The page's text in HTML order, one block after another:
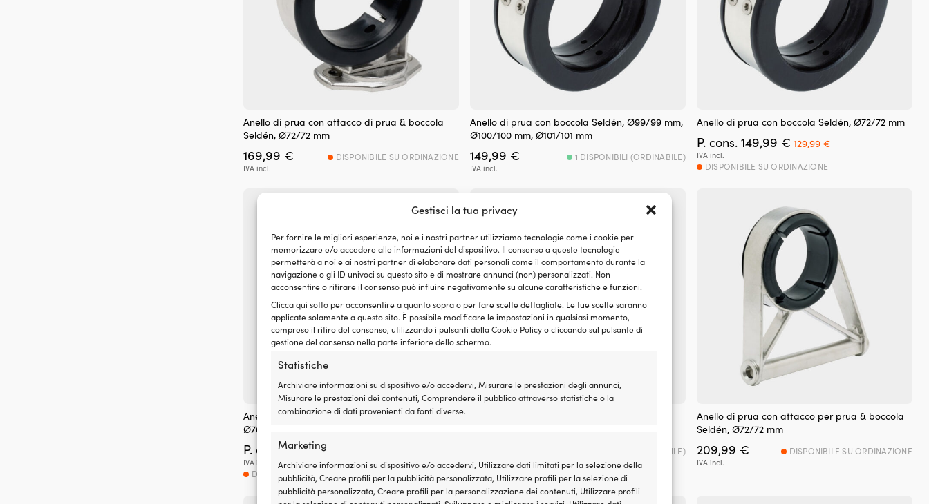
Gestisci la tua privacy
Per fornire le migliori esperienze, noi e i nostri partner utilizziamo tecnologie come i cookie per
memorizzare e/o accedere alle informazioni del dispositivo. Il consenso a queste tecnologie
permetterà a noi e ai nostri partner di elaborare dati personali come il comportamento durante la
navigazione o gli ID univoci su questo sito e di mostrare annunci (non) personalizzati. Non
acconsentire o ritirare il consenso può influire negativamente su alcune caratteristiche e funzioni.
Clicca qui sotto per acconsentire a quanto sopra o per fare scelte dettagliate. Le tue scelte saranno
applicate solamente a questo sito. È possibile modificare le impostazioni in qualsiasi momento,
compreso il ritiro del consenso, utilizzando i pulsanti della Cookie Policy o cliccando sul pulsante di
gestione del consenso nella parte inferiore dello schermo.
Statistiche
Archiviare informazioni su dispositivo e/o accedervi, Misurare le prestazioni degli annunci,
Misurare le prestazioni dei contenuti, Comprendere il pubblico attraverso statistiche o la
combinazione di dati provenienti da fonti diverse.
Marketing
Archiviare informazioni su dispositivo e/o accedervi, Utilizzare dati limitati per la selezione della
pubblicità, Creare profili per la pubblicità personalizzata, Utilizzare profili per la selezione di
pubblicità personalizzata, Creare profili per la personalizzazione dei contenuti, Utilizzare profili
Anello di prua con attacco di prua & boccola
Seldén, Ø72/72 mm
169,99 €
IVA incl.
DISPONIBILE SU ORDINAZIONE
Anello di prua con boccola Seldén, Ø99/99 mm,
Ø100/100 mm, Ø101/101 mm
149,99 €
IVA incl.
1 DISPONIBILI (ORDINABILE)
Anello di prua con boccola Seldén, Ø72/72 mm
P. cons. 149,99 € Il
prezzo
originale
129,99 €Il
IVA incl.
DISPONIBILE SU ORDINAZIONE
Anello di prua con boccola Seldén, Ø75/75 mm,
Ø76/76 mm
P. cons.149,99
prezzo
originale
era:
149,99 €.
prezzo
attuale
è:
129,99 €.
IVA incl.
DISPONIBILE SU ORDINAZIONE
IVA incl.
1 DISPONIBILI (ORDINABILE)
Anello di prua con attacco per prua & boccola
Seldén, Ø72/72 mm
209,99 €
IVA incl.
DISPONIBILE SU ORDINAZIONE